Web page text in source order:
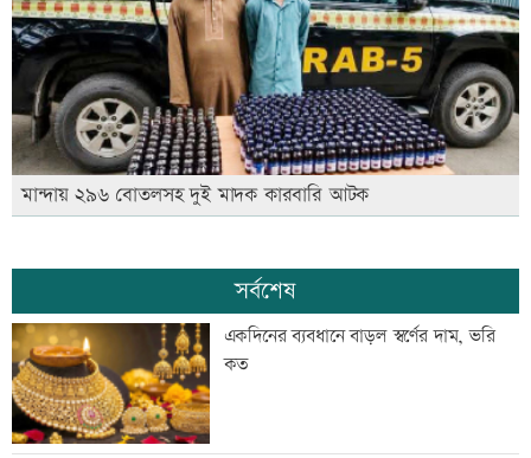
মান্দায় ২৯৬ বোতলসহ দুই মাদক কারবারি আটক
সর্বশেষ
একদিনের ব্যবধানে বাড়ল স্বর্ণের দাম, ভরি
কত